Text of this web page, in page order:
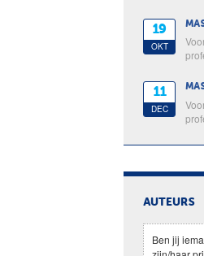
19
OKT
11
DEC
AUTEURS
Ben jij